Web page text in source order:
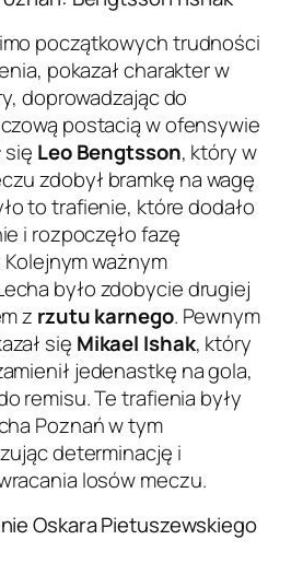
początkowych trudności
pokazał charakter w
doprowadzając do
postacią w ofensywie
się Leo Bengtsson, który w
zdobył bramkę na wagę
to trafienie, które dodało
i rozpoczęło fazę
ważnym
było zdobycie drugiej
z rzutu karnego. Pewnym
się Mikael Ishak, który
jedenastkę na gola,
remisu. Te trafienia były
Poznań w tym
determinację i
losów meczu.
Oskara Pietuszewskiego